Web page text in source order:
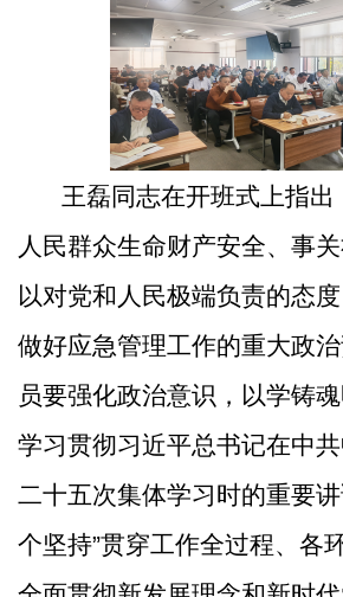
王磊同志在开班式上指出
人民群众生命财产安全、 事
以对党和人民极端负责的态
做好应急管理工作的重大政
员要强化政治意识，以学铸
学习贯彻习近平总书记在中
二十五次集体学习时的重要讲
个坚持”贯穿工作全过程、各